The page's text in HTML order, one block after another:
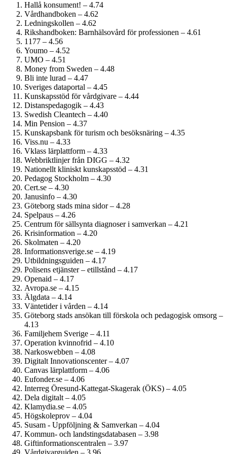
Hallå konsument! – 4.74
Vårdhandboken – 4.62
Ledningskollen – 4.62
Rikshandboken: Barnhälsovård för professionen – 4.61
1177 – 4.56
Youmo – 4.52
UMO – 4.51
Money from Sweden – 4.48
Bli inte lurad – 4.47
Sveriges dataportal – 4.45
Kunskapsstöd för vårdgivare – 4.44
Distanspedagogik – 4.43
Swedish Cleantech – 4.40
Min Pension – 4.37
Kunskapsbank för turism och besöksnäring – 4.35
Viss.nu – 4.33
Vklass lärplattform – 4.33
Webbriktlinjer från DIGG – 4.32
Nationellt kliniskt kunskapsstöd – 4.31
Pedagog Stockholm – 4.30
Cert.se – 4.30
Janusinfo – 4.30
Göteborg stads mina sidor – 4.28
Spelpaus – 4.26
Centrum för sällsynta diagnoser i samverkan – 4.21
Krisinformation – 4.20
Skolmaten – 4.20
Informationsverige.se – 4.19
Utbildningsguiden – 4.17
Polisens etjänster – etillstånd – 4.17
Openaid – 4.17
Avropa.se – 4.15
Älgdata – 4.14
Väntetider i vården – 4.14
Göteborg stads ansökan till förskola och pedagogisk omsorg –
4.13
Familjehem Sverige – 4.11
Operation kvinnofrid – 4.10
Narkoswebben – 4.08
Digitalt Innovationscenter – 4.07
Canvas lärplattform – 4.06
Eufonder.se – 4.06
Interreg Öresund-Kattegat-Skagerak (ÖKS) – 4.05
Dela digitalt – 4.05
Klamydia.se – 4.05
Högskoleprov – 4.04
Susam - Uppföljning & Samverkan – 4.04
Kommun- och landstings­databasen – 3.98
Giftinformations­centralen – 3.97